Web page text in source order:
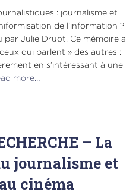
: journalisme et
de l’information ?
Julie Druot. Ce mémoire a
qui parlent » des autres :
en s’intéressant à une
more…
– La
journalisme et
cinéma